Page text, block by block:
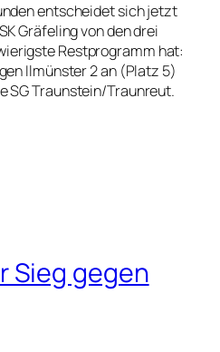
entscheidet sich jetzt
Gräfeling von den drei
Restprogramm hat:
Ilmünster 2 an (Platz 5)
SG Traunstein/Traunreut.
Sieg gegen